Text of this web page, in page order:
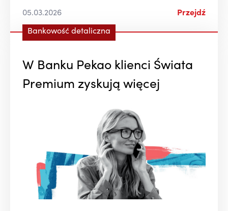
05.03.2026 Przejdź
Bankowość detaliczna
W Banku Pekao klienci Świata
Premium zyskują więcej